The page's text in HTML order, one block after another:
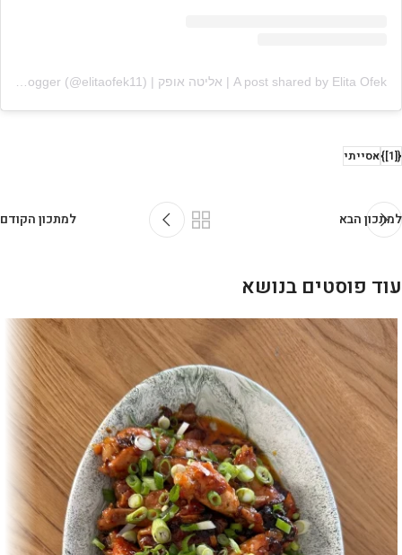
{[1]} אסייתי
למתכון הבא למתכון הקודם
עוד פוסטים בנושא